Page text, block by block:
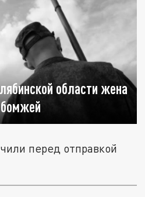
области жена
перед отправкой